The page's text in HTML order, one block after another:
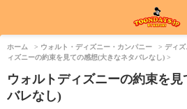
ホーム ウォルト・ディズニー・カンパニー ディズ
ィズニーの約束を見ての感想(大きなネタバレなし)
ウォルトディズニーの約束を
バレなし)